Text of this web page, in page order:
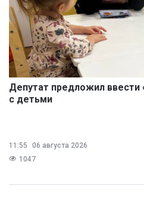
Депутат предложил
с детьми
11:55
06 августа 2026
1047